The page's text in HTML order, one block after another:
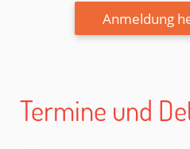
Anmeldung
Termine und